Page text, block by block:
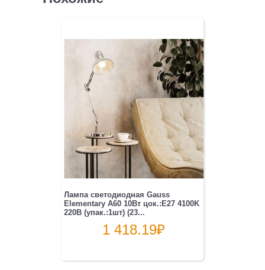
Лампа светодиодная Gauss
Elementary A60 10Вт цок.:E27 4100K
220B (упак.:1шт) (23...
1 418.19₽